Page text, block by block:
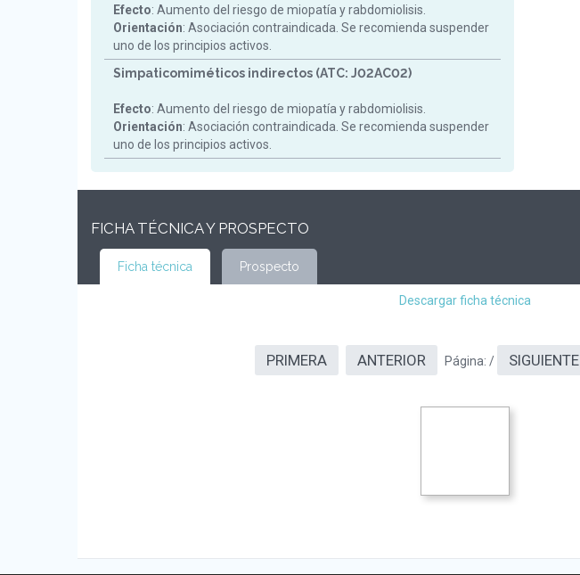
Efecto: Aumento del riesgo de miopatía y rabdomiolisis.
Orientación: Asociación contraindicada. Se recomienda suspender
uno de los principios activos.
Simpaticomiméticos indirectos (ATC: J02AC02)
Efecto: Aumento del riesgo de miopatía y rabdomiolisis.
Orientación: Asociación contraindicada. Se recomienda suspender
uno de los principios activos.
FICHA TÉCNICA Y PROSPECTO
Ficha técnica Prospecto
Descargar ficha técnica
PRIMERA ANTERIOR Página: / SIGUIENTE